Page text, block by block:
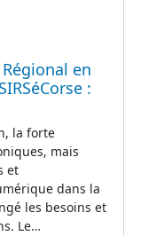
en
:
la forte
mais
et
dans la
les besoins et
Le…